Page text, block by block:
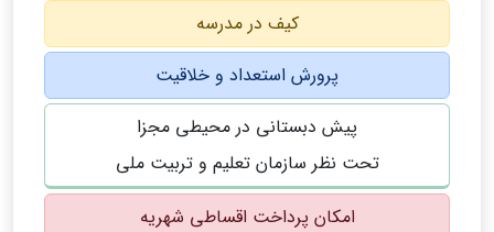
کیف در مدرسه
پرورش استعداد و خلاقیت
پیش دبستانی در محیطی مجزا
تحت نظر سازمان تعلیم و تربیت ملی
امکان پرداخت اقساطی شهریه